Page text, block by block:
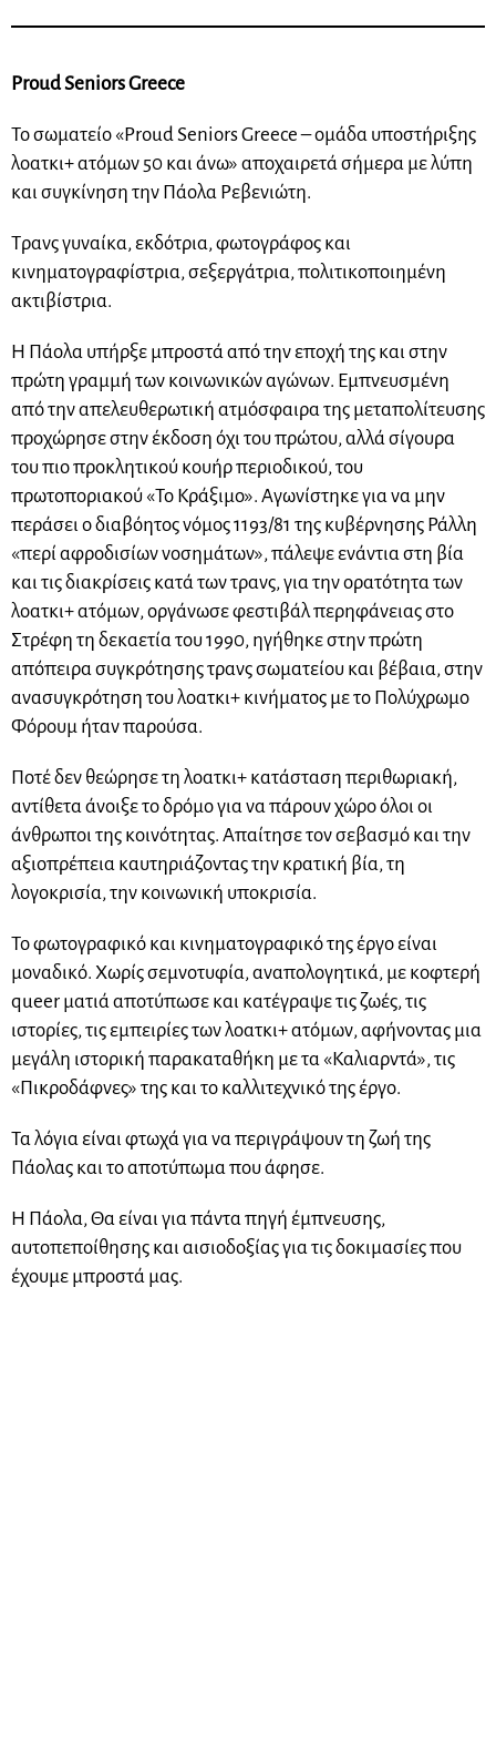
Proud Seniors Greece
Το σωματείο «Proud Seniors Greece – ομάδα υποστήριξης
λοατκι+ ατόμων 50 και άνω» αποχαιρετά σήμερα με λύπη
και συγκίνηση την Πάολα Ρεβενιώτη.
Τρανς γυναίκα, εκδότρια, φωτογράφος και
κινηματογραφίστρια, σεξεργάτρια, πολιτικοποιημένη
ακτιβίστρια.
Η Πάολα υπήρξε μπροστά από την εποχή της και στην
πρώτη γραμμή των κοινωνικών αγώνων. Εμπνευσμένη
από την απελευθερωτική ατμόσφαιρα της μεταπολίτευσης
προχώρησε στην έκδοση όχι του πρώτου, αλλά σίγουρα
του πιο προκλητικού κουήρ περιοδικού, του
πρωτοποριακού «Το Κράξιμο». Αγωνίστηκε για να μην
περάσει ο διαβόητος νόμος 1193/81 της κυβέρνησης Ράλλη
«περί αφροδισίων νοσημάτων», πάλεψε ενάντια στη βία
και τις διακρίσεις κατά των τρανς, για την ορατότητα των
λοατκι+ ατόμων, οργάνωσε φεστιβάλ περηφάνειας στο
Στρέφη τη δεκαετία του 1990, ηγήθηκε στην πρώτη
απόπειρα συγκρότησης τρανς σωματείου και βέβαια, στην
ανασυγκρότηση του λοατκι+ κινήματος με το Πολύχρωμο
Φόρουμ ήταν παρούσα.
Ποτέ δεν θεώρησε τη λοατκι+ κατάσταση περιθωριακή,
αντίθετα άνοιξε το δρόμο για να πάρουν χώρο όλοι οι
άνθρωποι της κοινότητας. Απαίτησε τον σεβασμό και την
αξιοπρέπεια καυτηριάζοντας την κρατική βία, τη
λογοκρισία, την κοινωνική υποκρισία.
Το φωτογραφικό και κινηματογραφικό της έργο είναι
μοναδικό. Χωρίς σεμνοτυφία, αναπολογητικά, με κοφτερή
queer ματιά αποτύπωσε και κατέγραψε τις ζωές, τις
ιστορίες, τις εμπειρίες των λοατκι+ ατόμων, αφήνοντας μια
μεγάλη ιστορική παρακαταθήκη με τα «Καλιαρντά», τις
«Πικροδάφνες» της και το καλλιτεχνικό της έργο.
Τα λόγια είναι φτωχά για να περιγράψουν τη ζωή της
Πάολας και το αποτύπωμα που άφησε.
Η Πάολα, Θα είναι για πάντα πηγή έμπνευσης,
αυτοπεποίθησης και αισιοδοξίας για τις δοκιμασίες που
έχουμε μπροστά μας.